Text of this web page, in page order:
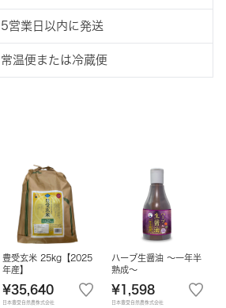
豊受玄米 25kg【2025
年産】
¥35,640
日本豊受自然農株式会社
ハーブ生醤油 ～一年半
熟成～
¥1,598
日本豊受自然農株式会社
5営業日以内に発送
常温便または冷蔵便